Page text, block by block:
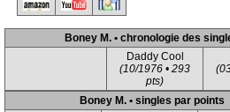
Boney M. • chronologie des
Daddy Cool
(10/1976 • 293
pts)
Boney M. • singles par points